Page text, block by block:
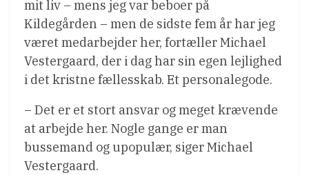
mit liv – mens jeg var beboer på
Kildegården – men de sidste fem år har jeg
været medarbejder her, fortæller Michael
Vestergaard, der i dag har sin egen lejlighed
i det kristne fællesskab. Et personalegode.
– Det er et stort ansvar og meget krævende
at arbejde her. Nogle gange er man
bussemand og upopulær, siger Michael
Vestergaard.